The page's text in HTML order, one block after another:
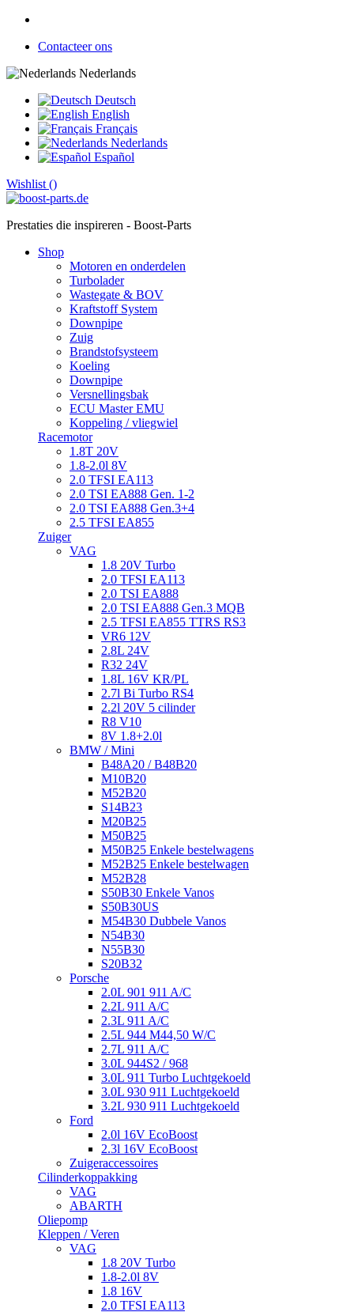
Contacteer ons
Nederlands
Deutsch
English
Français
Nederlands
Español
Wishlist ()
Prestaties die inspireren - Boost-Parts
Shop
Motoren en onderdelen
Turbolader
Wastegate & BOV
Kraftstoff System
Downpipe
Zuig
Brandstofsysteem
Koeling
Downpipe
Versnellingsbak
ECU Master EMU
Koppeling / vliegwiel
Racemotor
1.8T 20V
1.8-2.0l 8V
2.0 TFSI EA113
2.0 TSI EA888 Gen. 1-2
2.0 TSI EA888 Gen.3+4
2.5 TFSI EA855
Zuiger
VAG
1.8 20V Turbo
2.0 TFSI EA113
2.0 TSI EA888
2.0 TSI EA888 Gen.3 MQB
2.5 TFSI EA855 TTRS RS3
VR6 12V
2.8L 24V
R32 24V
1.8L 16V KR/PL
2.7l Bi Turbo RS4
2.2l 20V 5 cilinder
R8 V10
8V 1.8+2.0l
BMW / Mini
B48A20 / B48B20
M10B20
M52B20
S14B23
M20B25
M50B25
M50B25 Enkele bestelwagens
M52B25 Enkele bestelwagen
M52B28
S50B30 Enkele Vanos
S50B30US
M54B30 Dubbele Vanos
N54B30
N55B30
S20B32
Porsche
2.0L 901 911 A/C
2.2L 911 A/C
2.3L 911 A/C
2.5L 944 M44,50 W/C
2.7L 911 A/C
3.0L 944S2 / 968
3.0L 911 Turbo Luchtgekoeld
3.0L 930 911 Luchtgekoeld
3.2L 930 911 Luchtgekoeld
Ford
2.0l 16V EcoBoost
2.3l 16V EcoBoost
Zuigeraccessoires
Cilinderkoppakking
VAG
ABARTH
Oliepomp
Kleppen / Veren
VAG
1.8 20V Turbo
1.8-2.0l 8V
1.8 16V
2.0 TFSI EA113